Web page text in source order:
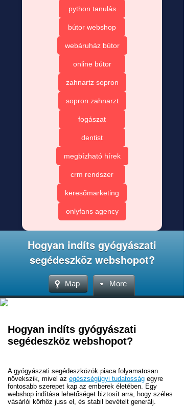
python tanulás
bútor webshop
webáruház bútor
online bútor
zahnartz sopron
sopron zahnarzt
fogászat
dentist
megbízható hírek
crm rendszer
keresőmarketing
onlyfans agency
Hogyan indíts gyógyászati
segédeszköz webshopot?
Map More
Hogyan indíts gyógyászati
segédeszköz webshopot?
A gyógyászati segédeszközök piaca folyamatosan
növekszik, mivel az egészségügyi tudatosság egyre
fontosabb szerepet kap az emberek életében. Egy
webshop indítása lehetőséget biztosít arra, hogy széles
vásárlói körhöz juss el, és stabil bevételt generálj.